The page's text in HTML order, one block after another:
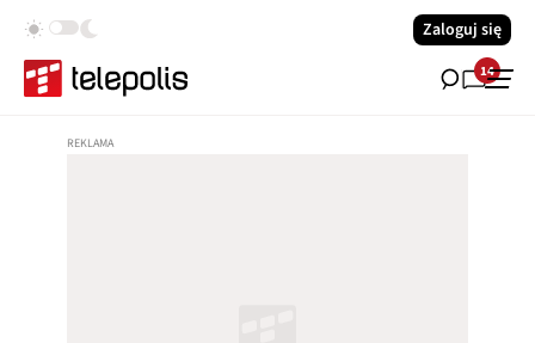
Zaloguj się
14